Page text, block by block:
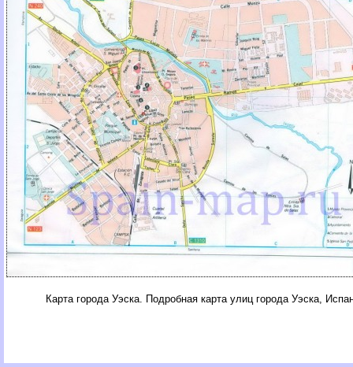
Карта города Уэска. Подробная карта улиц города Уэска,